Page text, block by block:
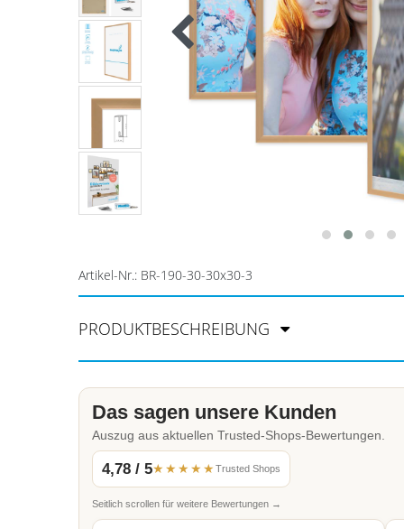
Artikel-Nr.: BR-190-30-30x30-3
PRODUKTBESCHREIBUNG
Das sagen unsere Kunden
Auszug aus aktuellen Trusted-Shops-Bewertungen.
4,78 / 5★★★★★ Trusted Shops
Seitlich scrollen für weitere Bewertungen →